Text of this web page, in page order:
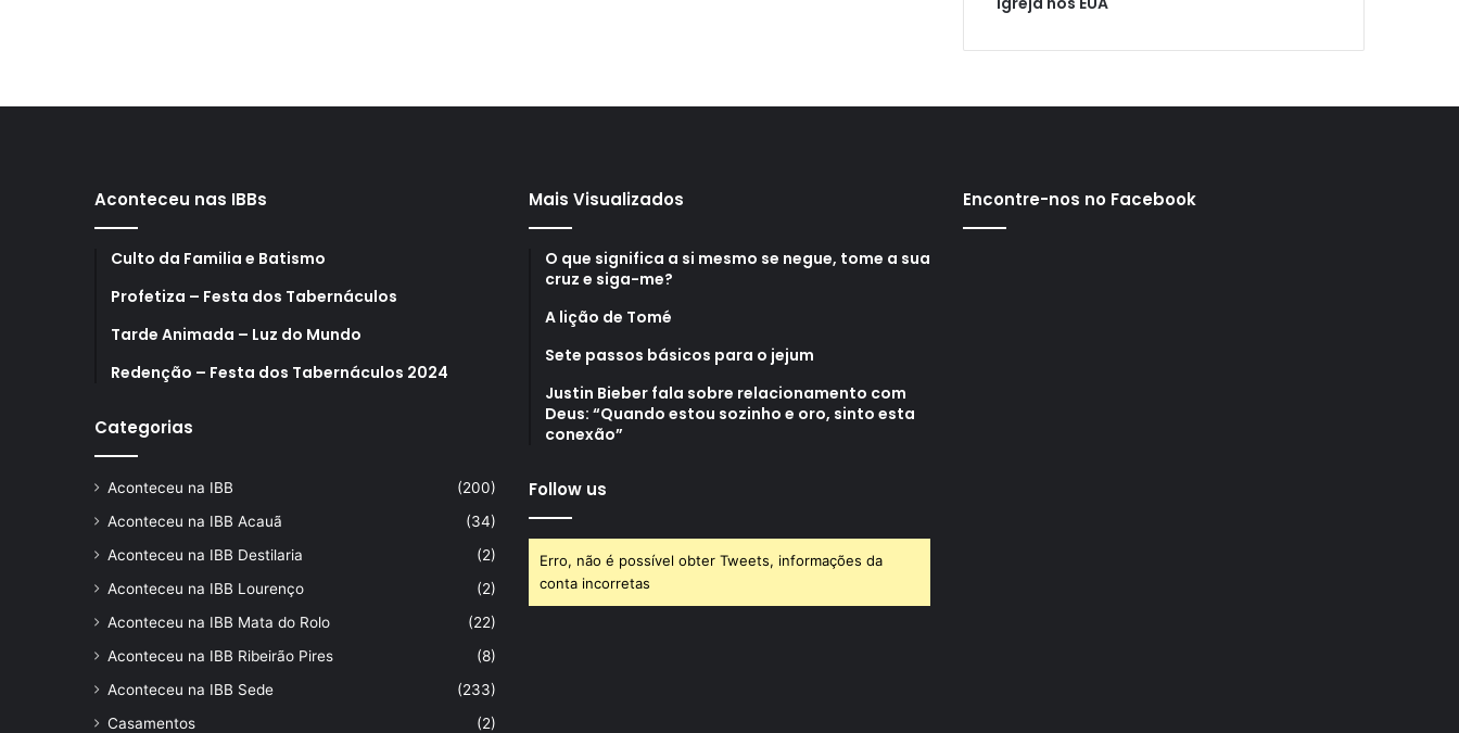
Aconteceu nas IBBs
Culto da Familia e Batismo
Profetiza – Festa dos Tabernáculos
Tarde Animada – Luz do Mundo
Redenção – Festa dos Tabernáculos 2024
Categorias
Aconteceu na IBB
(200)
Aconteceu na IBB Acauã
(34)
Aconteceu na IBB Destilaria
(2)
Aconteceu na IBB Lourenço
(2)
Aconteceu na IBB Mata do Rolo
(22)
Aconteceu na IBB Ribeirão Pires
(8)
Aconteceu na IBB Sede
(233)
Casamentos
(2)
Mais Visualizados
O que significa a si mesmo se negue, tome a sua
cruz e siga-me?
A lição de Tomé
Sete passos básicos para o jejum
Justin Bieber fala sobre relacionamento com
Deus: “Quando estou sozinho e oro, sinto esta
conexão”
Follow us
Erro, não é possível obter Tweets, informações da
conta incorretas
Encontre-nos no Facebook